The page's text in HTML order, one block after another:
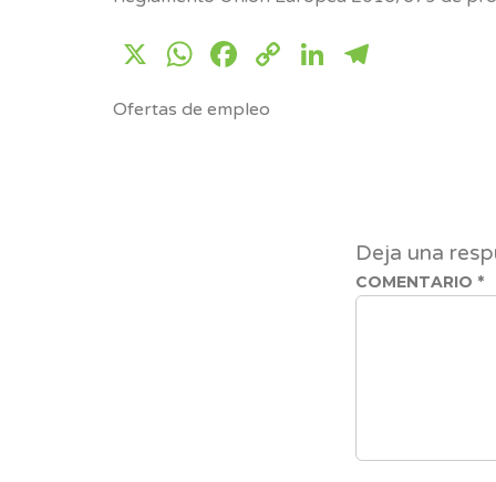
X WhatsApp
Facebook
CopyLinkedIn
Ofertas de empleo
Deja una
COMENTARIO *